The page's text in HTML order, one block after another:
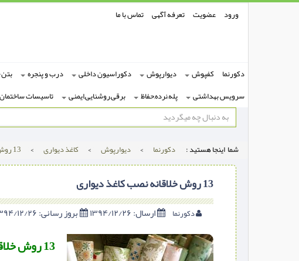
ورود عضویت تعرفه آگهی تماس با ما
دکورنما کفپوش دیوارپوش دکوراسیون داخلی درب و پنجره
سرویس بهداشتی
پله,نرده,حفاظ برقی,روشنایی,ایمنی تاسیسات ساختمان
شما اینجا هستید : دکورنما > دیوارپوش > کاغذ دیواری > 13 روش خلاقانه نصب کاغذ دیواری
13 روش خلاقانه نصب کاغذ دیواری
دکورنما ارسال:۱۳۹۴/۱۲/۲۶ بروز رسانی:
13 روش خلاقانه نصب کاغذ دیواری